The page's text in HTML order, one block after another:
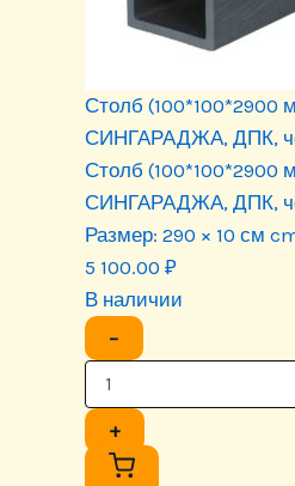
Столб (100*100*2900
СИНГАРАДЖА, ДПК,
Столб (100*100*2900
СИНГАРАДЖА, ДПК,
Размер: 290 × 10 см
5 100.00 ₽
В наличии
−
+